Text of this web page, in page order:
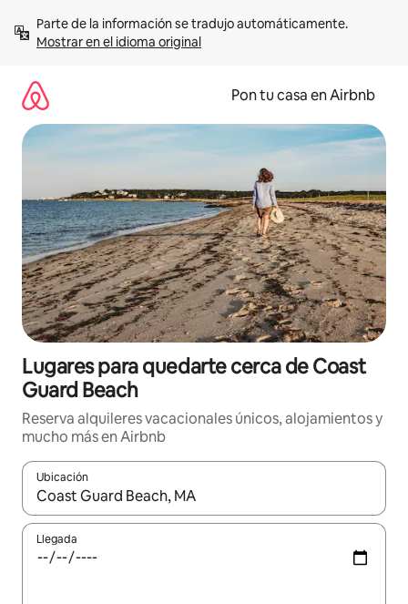
contenidoMostrar en el idioma original
Pon tu casa en Airbnb
Lugares para quedarte cerca de Coast
Guard Beach
Reserva alquileres vacacionales únicos, alojamientos y
mucho más en Airbnb
Ubicación
Cuando los resultados estén disponibles, navega con las
Llegada